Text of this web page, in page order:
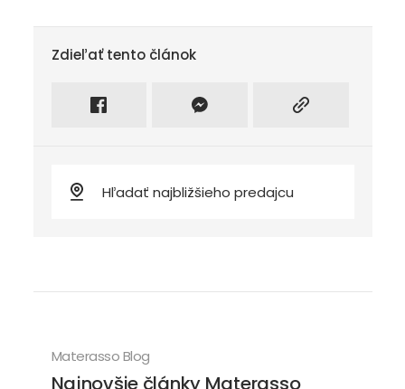
Zdieľať tento článok
Materasso Blog